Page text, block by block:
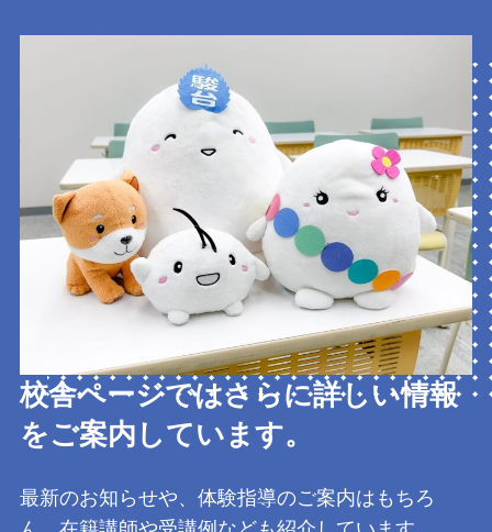
校舎ページではさらに詳しい情報
をご案内しています。
最新のお知らせや、体験指導のご案内はもちろ